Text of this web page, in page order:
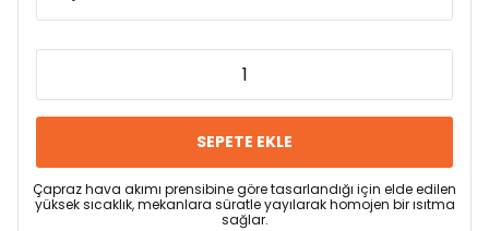
SEPETE EKLE
Çapraz hava akımı prensibine göre tasarlandığı için elde edilen
yüksek sıcaklık, mekanlara süratle yayılarak homojen bir ısıtma
sağlar.